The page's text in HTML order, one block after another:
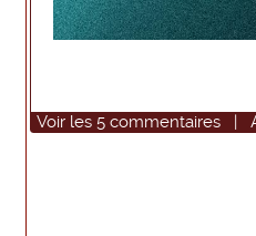
Voir les 5 commentaires |